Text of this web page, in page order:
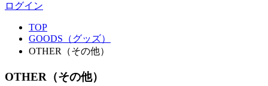
ログイン
TOP
GOODS（グッズ）
OTHER（その他）
OTHER（その他）